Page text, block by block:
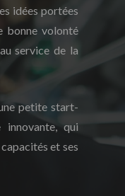
idées portées
bonne volonté
service de la
petite start-
innovante, qui
et ses